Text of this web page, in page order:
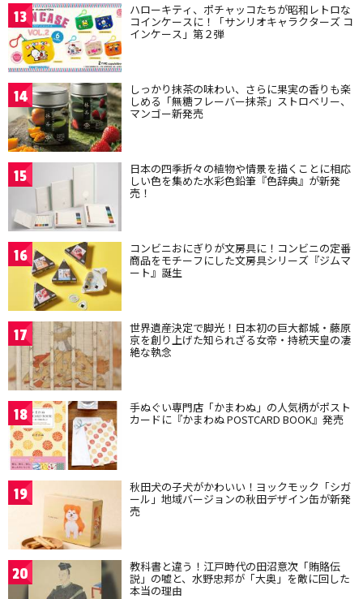
13 ハローキティ、ポチャッコたちが昭和レトロな
コインケースに！「サンリオキャラクターズ コ
インケース」第２弾
14 しっかり抹茶の味わい、さらに果実の香りも楽
しめる「無糖フレーバー抹茶」ストロベリー、
マンゴー新発売
15 日本の四季折々の植物や情景を描くことに相応
しい色を集めた水彩色鉛筆『色辞典』が新発
売！
16 コンビニおにぎりが文房具に！コンビニの定番
商品をモチーフにした文房具シリーズ『ジムマ
ート』誕生
17 世界遺産決定で脚光！日本初の巨大都城・藤原
京を創り上げた知られざる女帝・持統天皇の凄
絶な執念
18 手ぬぐい専門店「かまわぬ」の人気柄がポスト
カードに『かまわぬ POSTCARD BOOK』発売
19 秋田犬の子犬がかわいい！ヨックモック「シガ
ール」地域バージョンの秋田デザイン缶が新発
売
20 教科書と違う！江戸時代の田沼意次「賄賂伝
説」の嘘と、水野忠邦が「大奥」を敵に回した
本当の理由